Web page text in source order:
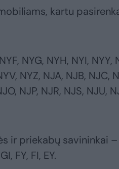
kartu
NYG, NYH, NYI,
NYZ, NJA, NJB, NJC,
NJP, NJR, NJS, NJU,
ir priekabų savininkai
FY, FI, EY.